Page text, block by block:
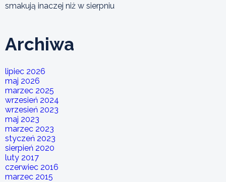
smakują inaczej niż w sierpniu
Archiwa
lipiec 2026
maj 2026
marzec 2025
wrzesień 2024
wrzesień 2023
maj 2023
marzec 2023
styczeń 2023
sierpień 2020
luty 2017
czerwiec 2016
marzec 2015